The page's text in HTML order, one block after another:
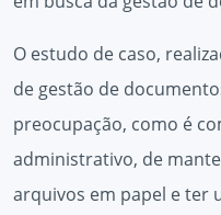
O estudo de caso,
de gestão de
preocupação, como é
administrativo, de
arquivos em papel e ter